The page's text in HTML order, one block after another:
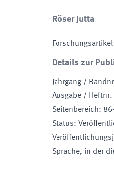
Röser Jutta
Details zur
Jahrgang /
Ausgabe /
Seitenbereich:
Status:
Sprache, in der